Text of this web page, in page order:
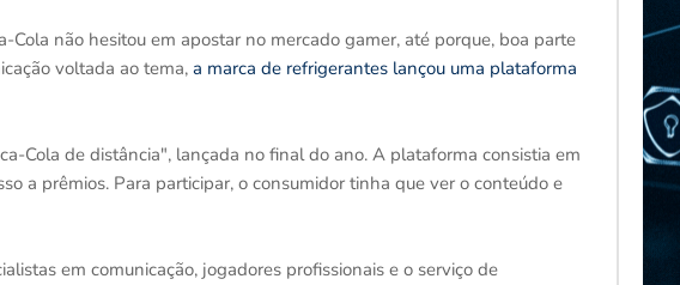
Cola não hesitou em apostar no mercado gamer, até porque, boa parte
voltada ao tema, a marca de refrigerantes lançou uma plataforma
Cola de distância", lançada no final do ano. A plataforma consistia em
a prêmios. Para participar, o consumidor tinha que ver o conteúdo e
em comunicação, jogadores profissionais e o serviço de